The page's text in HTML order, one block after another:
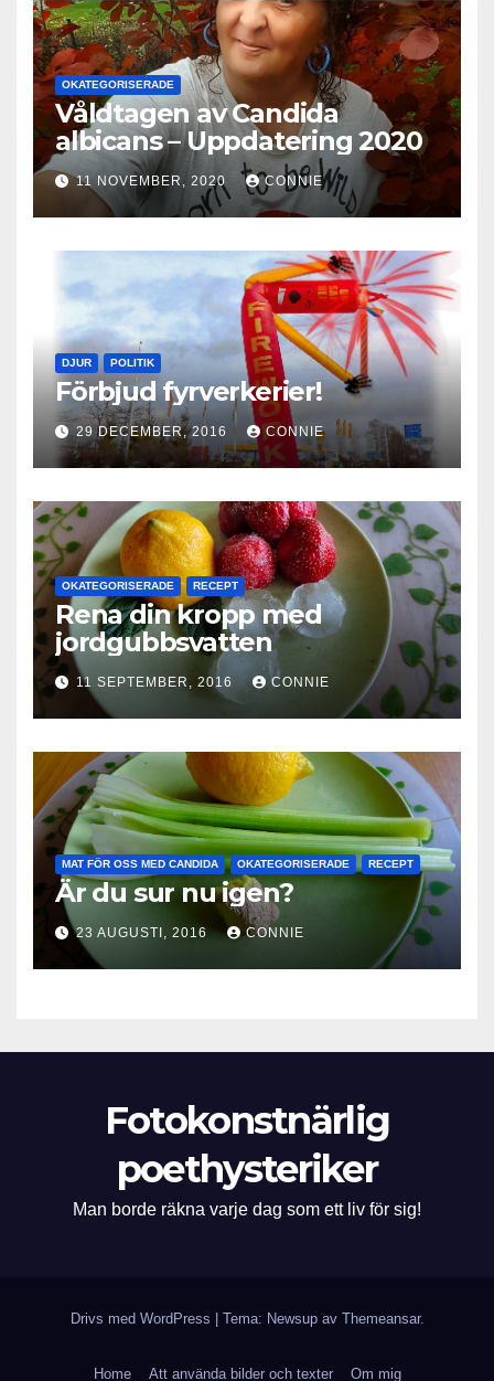
OKATEGORISERADE
Våldtagen av Candida
albicans – Uppdatering 2020
11 NOVEMBER, 2020 CONNIE
DJUR POLITIK
Förbjud fyrverkerier!
29 DECEMBER, 2016 CONNIE
OKATEGORISERADE RECEPT
Rena din kropp med
jordgubbsvatten
11 SEPTEMBER, 2016 CONNIE
MAT FÖR OSS MED CANDIDA OKATEGORISERADE RECEPT
Är du sur nu igen?
23 AUGUSTI, 2016 CONNIE
Fotokonstnärlig
poethysteriker
Man borde räkna varje dag som ett liv för sig!
Drivs med WordPress Tema: Newsup av Themeansar.
Home Att använda bilder och texter Om mig